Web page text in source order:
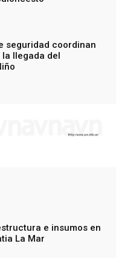
seguridad coordinan
llegada del
e insumos en
La Mar